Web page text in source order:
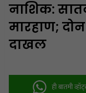
नाशिक:
मारहाण;
दाखल
ही बातमी